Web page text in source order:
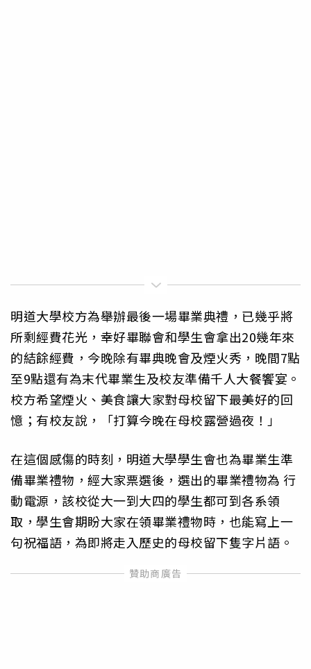
明道大學校方為舉辦最後一場畢業典禮，已幾乎將
所剩經費花光，幸好畢聯會和學生會拿出20幾年來
的結餘經費，今晚除有畢典晚會及煙火秀，晚間7點
至9點還有為末代畢業生及校友準備千人大餐饗宴。
校方希望煙火、美食讓大家對母校留下最美好的回
憶；有校友說，「打算今晚在母校露營過夜！」
在這個感傷的時刻，明道大學學生會也為畢業生準
備畢業禮物，經大家票選後，選出的畢業禮物為 行
動電源，該校從大一到大四的學生都可到各系領
取，學生會期盼大家在領畢業禮物時，也能寫上一
句祝福語，為即將走入歷史的母校留下隻字片語。